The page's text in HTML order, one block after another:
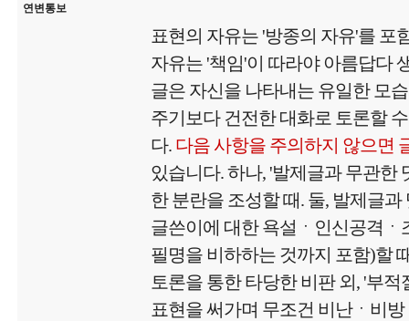
연변통보
표현의 자유는 '방종의 자유'를 포
자유는 '책임'이 따라야 아름답다
글은 자신을 나타내는 유일한 모
주기보다 건전한 대화로 토론할
다. 다음 사항을 주의하지 않으면
있습니다. 하나, '발제글과 무관한
한 분란을 조성할 때. 둘, 발제글
글쓴이에 대한 욕설ㆍ인신공격ㆍ
필명을 비하하는 것까지 포함)할
토론을 통한 타당한 비판 외, '부
표현을 써가며 무조건 비난ㆍ비